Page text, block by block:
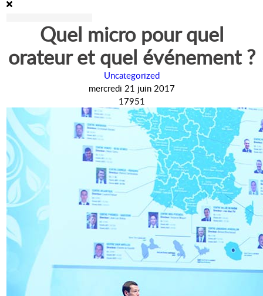
Quel micro pour quel
orateur et quel événement ?
Uncategorized
mercredi 21 juin 2017
17951